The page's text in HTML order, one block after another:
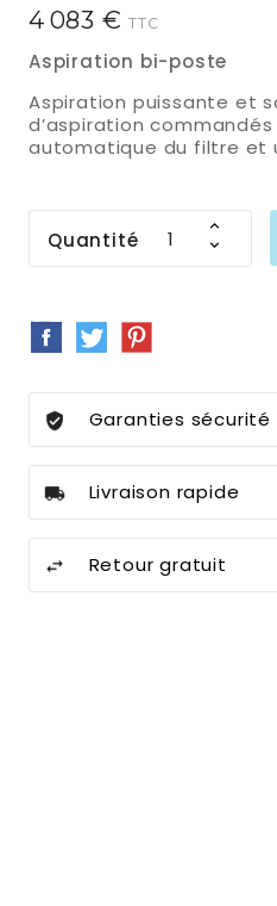
4 083 €TTC
Aspiration bi-poste
Aspiration puissante et
d’aspiration
automatique du filtre et
Quantité
Partager
Tweet
Garanties sécurité
Livraison rapide
Retour gratuit